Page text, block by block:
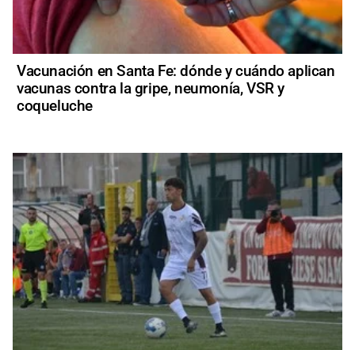
Vacunación en Santa Fe: dónde y cuándo aplican
vacunas contra la gripe, neumonía, VSR y
coqueluche